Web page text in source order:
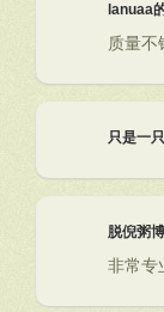
lanuaa
质量不
只是一
脱倪粥
非常专